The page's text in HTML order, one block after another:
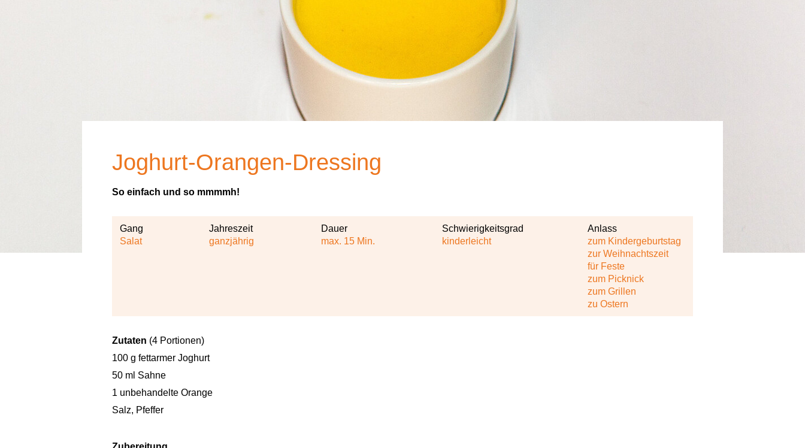
Joghurt-Orangen-Dressing
So einfach und so mmmmh!
Gang
Salat
Jahreszeit
ganzjährig
Dauer
max. 15 Min.
Schwierigkeitsgrad
kinderleicht
Anlass
zum Kindergeburtstag
zur Weihnachtszeit
für Feste
zum Picknick
zum Grillen
zu Ostern
Zutaten (4 Portionen)
100 g fettarmer Joghurt
50 ml Sahne
1 unbehandelte Orange
Salz, Pfeffer